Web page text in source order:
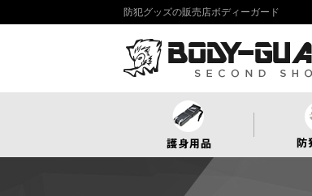
防犯グッズの販売店ボディーガード